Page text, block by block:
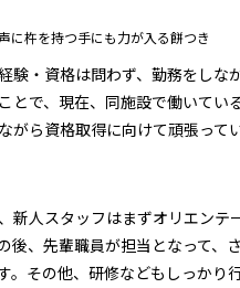
に杵を持つ手にも力が入る餅つき
験・資格は問わず、勤務をしな
とで、現在、同施設で働いてい
がら資格取得に向けて頑張って
新人スタッフはまずオリエンテ
後、先輩職員が担当となって、
。その他、研修などもしっかり